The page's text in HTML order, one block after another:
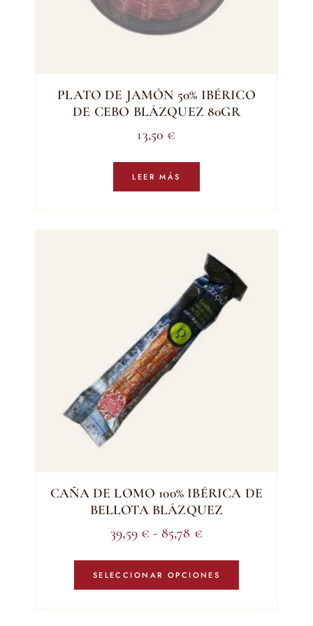
PLATO DE JAMÓN 50% IBÉRICO
DE CEBO BLÁZQUEZ 80GR
13,50 €
LEER MÁS
CAÑA DE LOMO 100% IBÉRICA DE
BELLOTA BLÁZQUEZ
39,59 € - 85,78 €Rango
precios:
desde
SELECCIONAR OPCIONES
Este
tiene
múltiples